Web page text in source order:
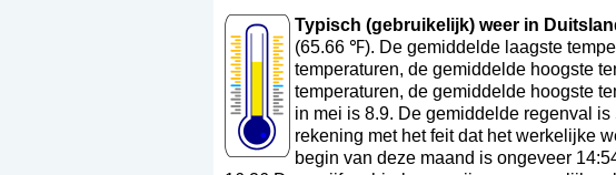
Typisch (gebruikelijk) weer in
(65.66 ℉). De gemiddelde laagste
temperaturen, de gemiddelde hoogste
temperaturen, de gemiddelde hoogste
in mei is 8.9. De gemiddelde regenval is
rekening met het feit dat het werkelijke
begin van deze maand is ongeveer